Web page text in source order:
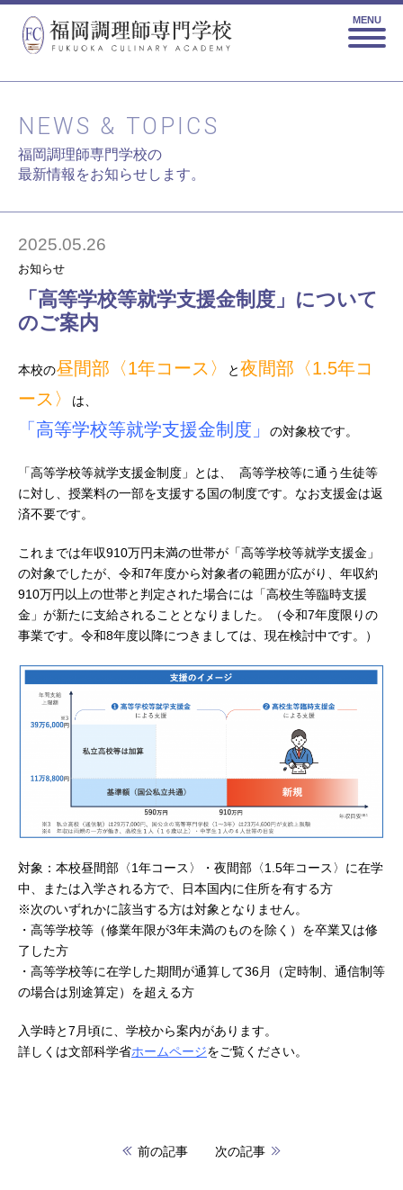
MENU
NEWS & TOPICS
福岡調理師専門学校の
最新情報をお知らせします。
2025.05.26
お知らせ
「高等学校等就学支援金制度」について
のご案内
本校の昼間部〈1年コース〉 と夜間部〈1.5年コ
ース〉
は、
「高等学校等就学支援金制度」 の対象校です。
「高等学校等就学支援金制度」とは、 高等学校等に通う生徒等
に対し、授業料の一部を支援する国の制度です。なお支援金は返
済不要です。
これまでは年収910万円未満の世帯が「高等学校等就学支援金」
の対象でしたが、令和7年度から対象者の範囲が広がり、年収約
910万円以上の世帯と判定された場合には「高校生等臨時支援
金」が新たに支給されることとなりました。（令和7年度限りの
事業です。令和8年度以降につきましては、現在検討中です。）
対象：本校昼間部〈1年コース〉・夜間部〈1.5年コース〉に在学
中、または入学される方で、日本国内に住所を有する方
※次のいずれかに該当する方は対象となりません。
・高等学校等（修業年限が3年未満のものを除く）を卒業又は修
了した方
・高等学校等に在学した期間が通算して36月（定時制、通信制等
の場合は別途算定）を超える方
入学時と7月頃に、学校から案内があります。
詳しくは文部科学省ホームページをご覧ください。
前の記事 次の記事